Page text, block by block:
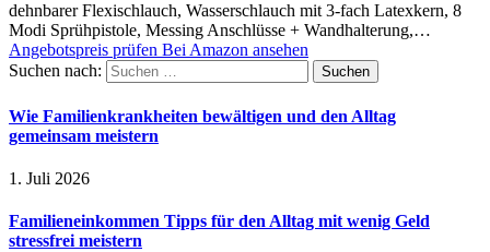
dehnbarer Flexischlauch, Wasserschlauch mit 3-fach Latexkern, 8
Modi Sprühpistole, Messing Anschlüsse + Wandhalterung,…
Angebotspreis prüfen Bei Amazon ansehen
Suchen nach:
Wie Familienkrankheiten bewältigen und den Alltag
gemeinsam meistern
1. Juli 2026
Familieneinkommen Tipps für den Alltag mit wenig Geld
stressfrei meistern